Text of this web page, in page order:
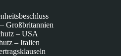
Großbritannien
– USA
– Italien